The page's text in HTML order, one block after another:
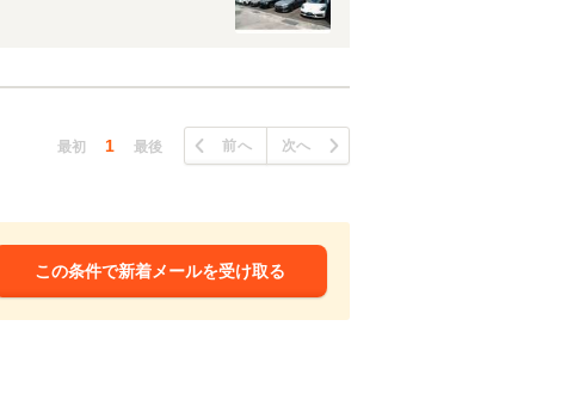
最初 1 最後 前へ 次へ
この条件で新着メールを受け取る